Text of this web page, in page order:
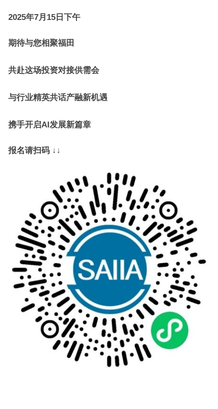
2025年7月15日下午
期待与您相聚福田
共赴这场投资对接供需会
与行业精英共话产融新机遇
携手开启AI发展新篇章
报名请扫码 ↓ ↓